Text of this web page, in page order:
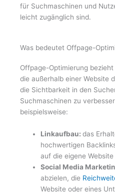
für Suchmaschinen und
leicht zugänglich sind.
Was bedeutet Offpage-
Offpage-Optimierung
die außerhalb einer Website
die Sichtbarkeit in den
Suchmaschinen zu
beispielsweise:
Linkaufbau:das
hochwertigen
auf die eigene
Social Media
abzielen, die
Website oder eines